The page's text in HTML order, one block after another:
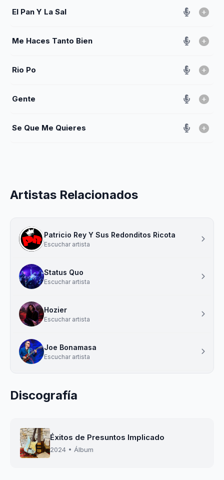
El Pan Y La Sal
Me Haces Tanto Bien
Rio Po
Gente
Se Que Me Quieres
Artistas Relacionados
Patricio Rey Y Sus Redonditos Ricota
Escuchar artista
Status Quo
Escuchar artista
Hozier
Escuchar artista
Joe Bonamasa
Escuchar artista
Discografía
Éxitos de Presuntos Implicado
2024 • Álbum